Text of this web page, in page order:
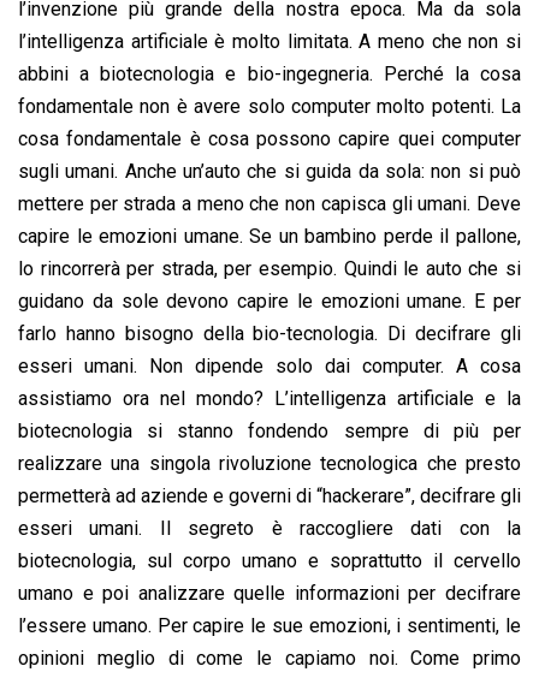
l’invenzione più grande della nostra epoca. Ma da sola
l’intelligenza artificiale è molto limitata. A meno che non si
abbini a biotecnologia e bio-ingegneria. Perché la cosa
fondamentale non è avere solo computer molto potenti. La
cosa fondamentale è cosa possono capire quei computer
sugli umani. Anche un’auto che si guida da sola: non si può
mettere per strada a meno che non capisca gli umani. Deve
capire le emozioni umane. Se un bambino perde il pallone,
lo rincorrerà per strada, per esempio. Quindi le auto che si
guidano da sole devono capire le emozioni umane. E per
farlo hanno bisogno della bio-tecnologia. Di decifrare gli
esseri umani. Non dipende solo dai computer. A cosa
assistiamo ora nel mondo? L’intelligenza artificiale e la
biotecnologia si stanno fondendo sempre di più per
realizzare una singola rivoluzione tecnologica che presto
permetterà ad aziende e governi di “hackerare”, decifrare gli
esseri umani. Il segreto è raccogliere dati con la
biotecnologia, sul corpo umano e soprattutto il cervello
umano e poi analizzare quelle informazioni per decifrare
l’essere umano. Per capire le sue emozioni, i sentimenti, le
opinioni meglio di come le capiamo noi. Come primo